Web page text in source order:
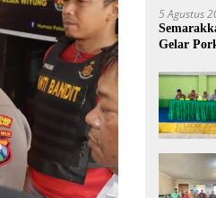
5 Agustus
Gelar